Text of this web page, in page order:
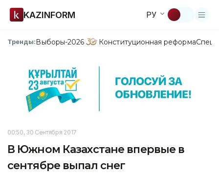
KAZINFORM РУ
Тренды:Выборы-2026 Конституционная реформа
00:50, 30 Сентября 2017
В Южном Казахстане впервые в
сентябре выпал снег